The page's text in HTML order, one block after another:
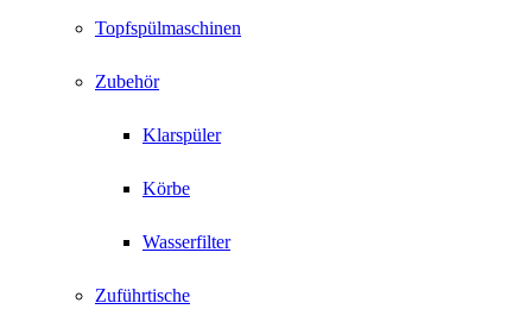
Topfspülmaschinen
Zubehör
Klarspüler
Körbe
Wasserfilter
Zuführtische